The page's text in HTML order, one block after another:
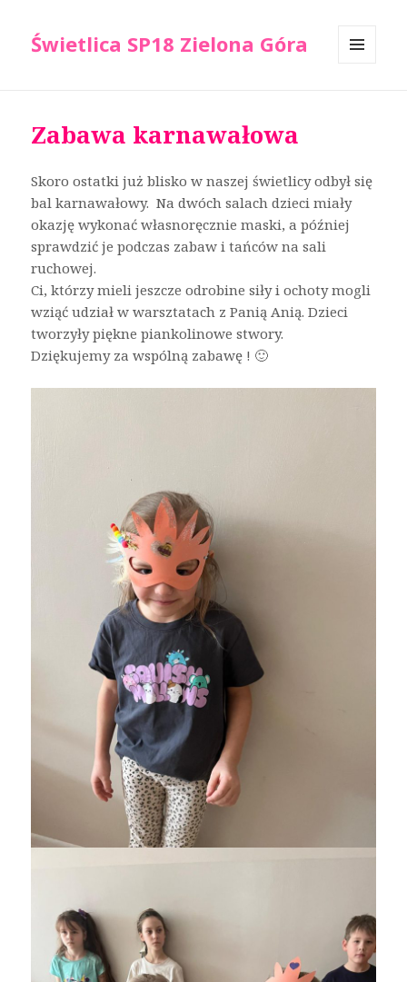
Świetlica SP18 Zielona Góra
Zabawa karnawałowa
Skoro ostatki już blisko w naszej świetlicy odbył się
bal karnawałowy. Na dwóch salach dzieci miały
okazję wykonać własnoręcznie maski, a później
sprawdzić je podczas zabaw i tańców na sali
ruchowej.
Ci, którzy mieli jeszcze odrobine siły i ochoty mogli
wziąć udział w warsztatach z Panią Anią. Dzieci
tworzyły piękne piankolinowe stwory.
Dziękujemy za wspólną zabawę ! 🙂